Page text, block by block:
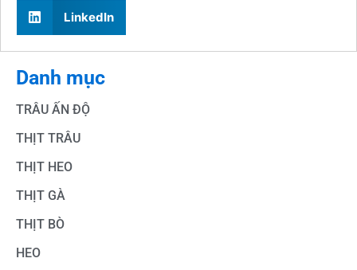
LinkedIn
Danh mục
TRÂU ẤN ĐỘ
THỊT TRÂU
THỊT HEO
THỊT GÀ
THỊT BÒ
HEO